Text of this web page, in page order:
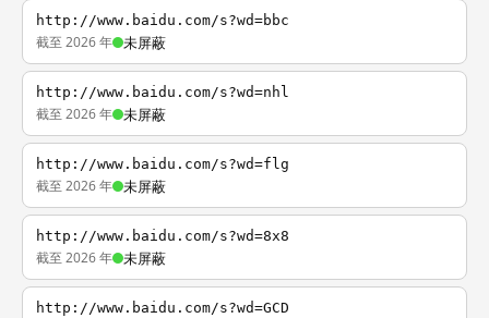
http://www.baidu.com/s?wd=bbc
截至 2026 年 未屏蔽
http://www.baidu.com/s?wd=nhl
截至 2026 年 未屏蔽
http://www.baidu.com/s?wd=flg
截至 2026 年 未屏蔽
http://www.baidu.com/s?wd=8x8
截至 2026 年 未屏蔽
http://www.baidu.com/s?wd=GCD